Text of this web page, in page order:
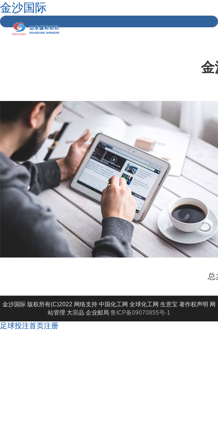
金沙国际
金
总
金沙国际 版权所有(C)2022 网络支持 中国化工网 全球化工网 生意宝 著作权声明 网
站管理 大宗品 企业邮局 鲁ICP备09070855号-1
足球投注首页注册